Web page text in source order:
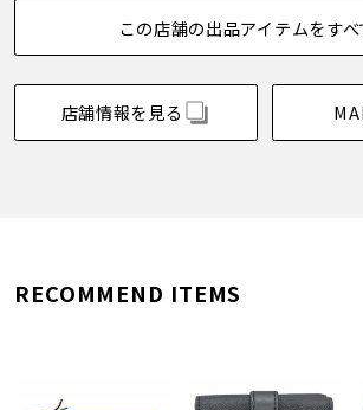
この店舗の出品アイテムをすべ
店舗情報を見る
RECOMMEND ITEMS